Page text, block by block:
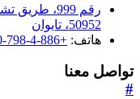
رقم 999،
50952، تايوان
هاتف: +886-4-798-9000
تواصل معنا
#